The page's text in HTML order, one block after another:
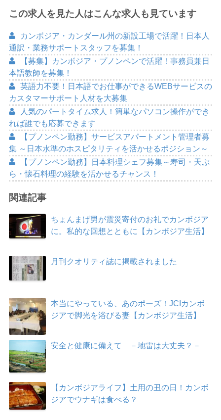
この求人を見た人はこんな求人も見ています
カンボジア・カンダール州の新設工場で活躍！日本人
通訳・業務サポートスタッフを募集！
【募集】カンボジア・プノンペンで活躍！事務員兼日
本語教師を募集！
英語力不要！日本語でお仕事ができるWEBサービスの
カスタマーサポート人材を大募集
人気のパートタイム求人！簡単なパソコン操作ができ
れば誰でも応募できます
【プノンペン勤務】サービスアパートメント管理者募
集 ～日本水準のホスピタリティを活かせるポジション～
【プノンペン勤務】日本料理シェフ募集～寿司・天ぷ
ら・懐石料理の経験を活かせるチャンス！
関連記事
ちょんまげ男が震災寄付のお礼でカンボジア
に。私的な回想とともに【カンボジア生活】
月刊クオリティ誌に掲載されました
本当にやっている、あのポーズ！JCIカンボ
ジアで脚光を浴びる妻【カンボジア生活】
安全と健康に備えて －地雷は大丈夫？－
【カンボジアライフ】土用の丑の日！カンボ
ジアでウナギは食べる？